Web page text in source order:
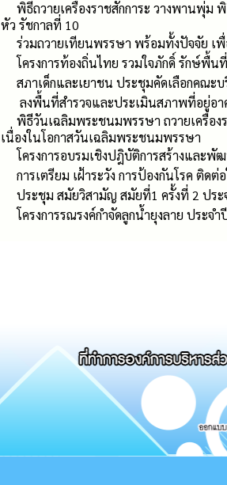
พิธีถวายเครื่องราชสักการะ วางพานพุ่ม
หัว รัชกาลที่ 10
ร่วมถวายเทียนพรรษา พร้อมทั้งปัจจัย เ
โครงการท้องถิ่นไทย รวมใจภักดิ์ รักษ์พื้น
สภาเด็กและเยาชน ประชุมคัดเลือกคณะ
ลงพื้นที่สำรวจและประเมินสภาพที่อยู่อ
พิธีวันเฉลิมพระชนมพรรษา ถวายเครื่อ
เนื่องในโอกาสวันเฉลิมพระชนมพรรษา
โครงการอบรมเชิงปฎิบัติการสร้างแล
การเตรียม เฝ้าระวัง การป้องกันโรค ติด
ประชุม สมัยวิสามัญ สมัยที่1 ครั้งที่ 2 ปร
โครงการรณรงค์กำจัดลูกน้ำยุงลาย ประจ